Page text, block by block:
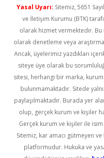
Yasal Uyarı: Sitemiz, 5651
ve İletişim Kurumu (BTK)
olarak hizmet vermektedir.
olarak denetleme veya
Ancak, üyelerimiz yazdıkları
siteye üye olarak bu
sitesi, herhangi bir marka, kurum
bulunmamaktadır. Sitede
paylaşılmaktadır. Burada yer
olup, gerçek kurum ve kişiler
Gerçek kurum ve kişiler ile
Sitemiz, kar amacı gütmeyen
platformudur. Hukuka ve